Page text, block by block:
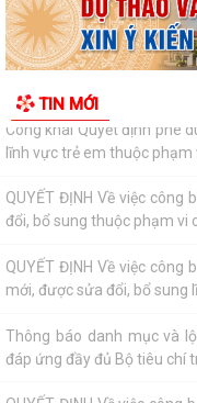
TIN MỚI
Triển khai đăng ký, sử
giá trực tuyến
lĩnh vực trẻ em thuộc phạm
QUYẾT ĐỊNH Về việc công
QUYẾT ĐỊNH Về việc công
Thông báo danh mục và
QUYẾT ĐỊNH Về việc công